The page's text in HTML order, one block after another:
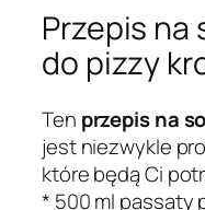
Przepis na
do pizzy
Ten przepis na
jest niezwykle
które będą Ci
* 500 ml passaty